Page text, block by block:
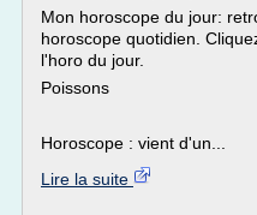
Mon horoscope du jour:
horoscope quotidien.
l'horo du jour.
Poissons
Horoscope : vient d'un...
Lire la suite